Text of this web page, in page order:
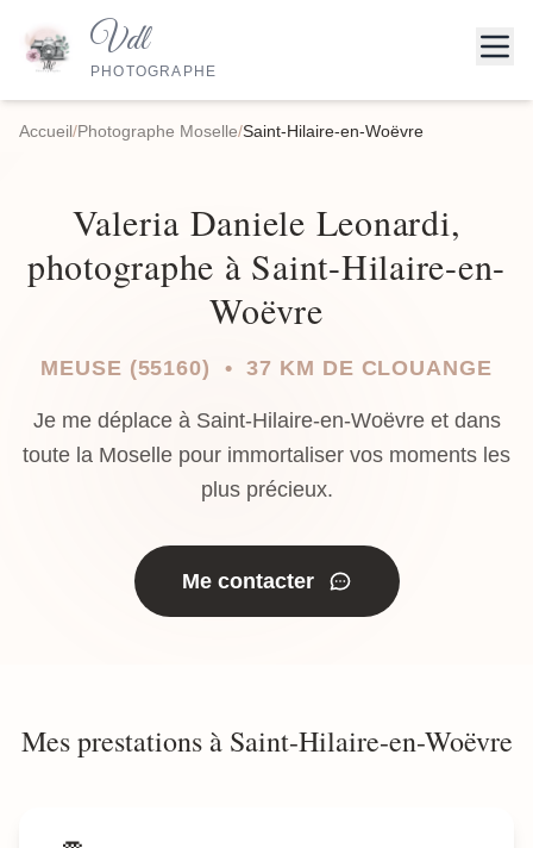
Vdl
PHOTOGRAPHE
Accueil/Photographe Moselle/Saint-Hilaire-en-Woëvre
Valeria Daniele Leonardi,
photographe à Saint-Hilaire-en-
Woëvre
MEUSE (55160) • 37 KM DE CLOUANGE
Je me déplace à Saint-Hilaire-en-Woëvre et dans
toute la Moselle pour immortaliser vos moments les
plus précieux.
Me contacter
Mes prestations à Saint-Hilaire-en-Woëvre